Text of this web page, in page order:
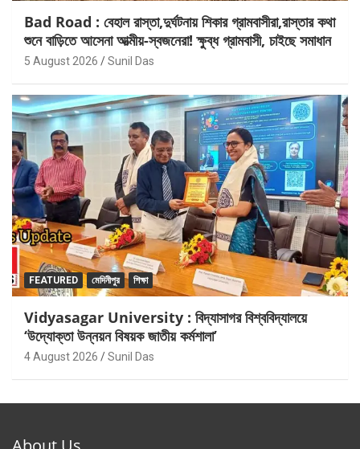
Bad Road : বেহাল রাস্তা,দুর্ঘটনায় শিকার গ্রামবাসীরা,রাস্তার কথা
শুনে বাড়িতে আসেনা আত্মীয়-স্বজনেরা! ক্ষুব্ধ গ্রামবাসী, চাইছে সমাধান
5 August 2026 Sunil Das
FEATURED মেদিনীপুর শিক্ষা
Vidyasagar University : বিদ্যাসাগর বিশ্ববিদ্যালয়ে
‘উদ্যোক্তা উন্নয়ন বিষয়ক জাতীয় কর্মশালা’
4 August 2026 Sunil Das